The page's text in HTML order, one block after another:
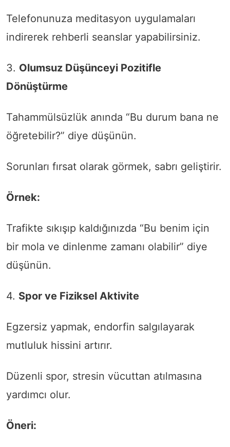
Telefonunuza meditasyon uygulamaları
indirerek rehberli seanslar yapabilirsiniz.
3. Olumsuz Düşünceyi Pozitifle
Dönüştürme
Tahammülsüzlük anında “Bu durum bana ne
öğretebilir?” diye düşünün.
Sorunları fırsat olarak görmek, sabrı geliştirir.
Örnek:
Trafikte sıkışıp kaldığınızda “Bu benim için
bir mola ve dinlenme zamanı olabilir” diye
düşünün.
4. Spor ve Fiziksel Aktivite
Egzersiz yapmak, endorfin salgılayarak
mutluluk hissini artırır.
Düzenli spor, stresin vücuttan atılmasına
yardımcı olur.
Öneri: